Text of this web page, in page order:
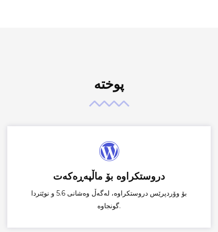
پوختە
دروستکراوە بۆ ماڵپەڕەکەت
بۆ وۆردپرێس دروستکراوە، لەگەڵ وەشانی 5.6 و نوێتردا
گونجاوە.